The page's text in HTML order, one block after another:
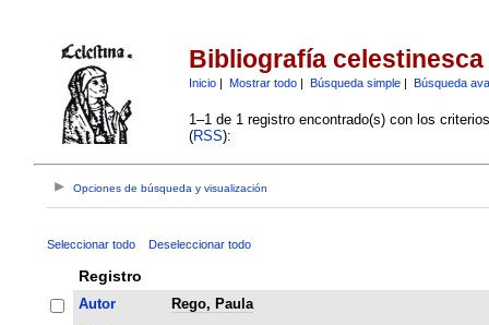
Bibliografía celestinesca
Inicio| Mostrar todo| Búsqueda simple| Búsqueda
1–1 de 1 registro encontrado(s) con los
(RSS):
Opciones de búsqueda y visualización
Seleccionar todo Deseleccionar todo
Registro
Autor
Rego, Paula